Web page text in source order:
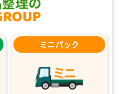
ミニパック